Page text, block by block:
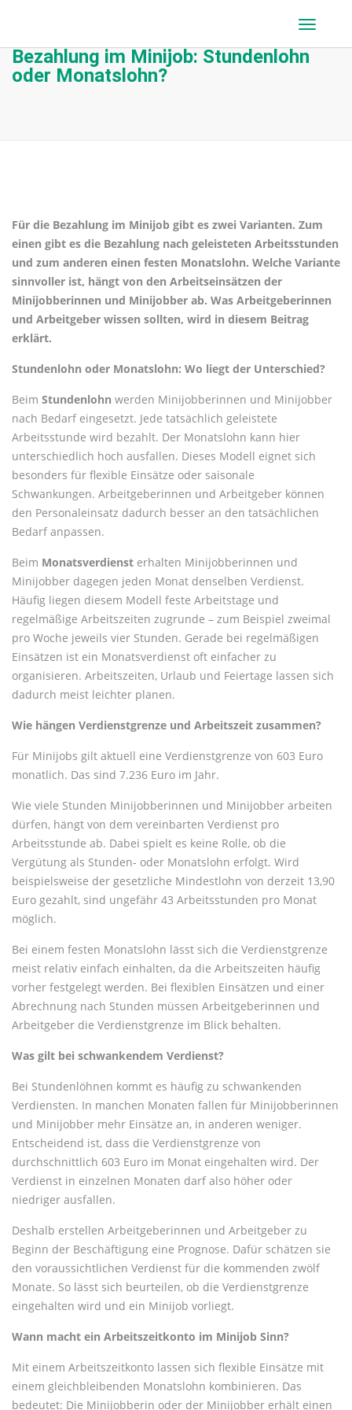
Bezahlung im Minijob: Stundenlohn
oder Monatslohn?
Für die Bezahlung im Minijob gibt es zwei Varianten. Zum
einen gibt es die Bezahlung nach geleisteten Arbeitsstunden
und zum anderen einen festen Monatslohn. Welche Variante
sinnvoller ist, hängt von den Arbeitseinsätzen der
Minijobberinnen und Minijobber ab. Was Arbeitgeberinnen
und Arbeitgeber wissen sollten, wird in diesem Beitrag
erklärt.
Stundenlohn oder Monatslohn: Wo liegt der Unterschied?
Beim Stundenlohn werden Minijobberinnen und Minijobber
nach Bedarf eingesetzt. Jede tatsächlich geleistete
Arbeitsstunde wird bezahlt. Der Monatslohn kann hier
unterschiedlich hoch ausfallen. Dieses Modell eignet sich
besonders für flexible Einsätze oder saisonale
Schwankungen. Arbeitgeberinnen und Arbeitgeber können
den Personaleinsatz dadurch besser an den tatsächlichen
Bedarf anpassen.
Beim Monatsverdienst erhalten Minijobberinnen und
Minijobber dagegen jeden Monat denselben Verdienst.
Häufig liegen diesem Modell feste Arbeitstage und
regelmäßige Arbeitszeiten zugrunde – zum Beispiel zweimal
pro Woche jeweils vier Stunden. Gerade bei regelmäßigen
Einsätzen ist ein Monatsverdienst oft einfacher zu
organisieren. Arbeitszeiten, Urlaub und Feiertage lassen sich
dadurch meist leichter planen.
Wie hängen Verdienstgrenze und Arbeitszeit zusammen?
Für Minijobs gilt aktuell eine Verdienstgrenze von 603 Euro
monatlich. Das sind 7.236 Euro im Jahr.
Wie viele Stunden Minijobberinnen und Minijobber arbeiten
dürfen, hängt von dem vereinbarten Verdienst pro
Arbeitsstunde ab. Dabei spielt es keine Rolle, ob die
Vergütung als Stunden- oder Monatslohn erfolgt. Wird
beispielsweise der gesetzliche Mindestlohn von derzeit 13,90
Euro gezahlt, sind ungefähr 43 Arbeitsstunden pro Monat
möglich.
Bei einem festen Monatslohn lässt sich die Verdienstgrenze
meist relativ einfach einhalten, da die Arbeitszeiten häufig
vorher festgelegt werden. Bei flexiblen Einsätzen und einer
Abrechnung nach Stunden müssen Arbeitgeberinnen und
Arbeitgeber die Verdienstgrenze im Blick behalten.
Was gilt bei schwankendem Verdienst?
Bei Stundenlöhnen kommt es häufig zu schwankenden
Verdiensten. In manchen Monaten fallen für Minijobberinnen
und Minijobber mehr Einsätze an, in anderen weniger.
Entscheidend ist, dass die Verdienstgrenze von
durchschnittlich 603 Euro im Monat eingehalten wird. Der
Verdienst in einzelnen Monaten darf also höher oder
niedriger ausfallen.
Deshalb erstellen Arbeitgeberinnen und Arbeitgeber zu
Beginn der Beschäftigung eine Prognose. Dafür schätzen sie
den voraussichtlichen Verdienst für die kommenden zwölf
Monate. So lässt sich beurteilen, ob die Verdienstgrenze
eingehalten wird und ein Minijob vorliegt.
Wann macht ein Arbeitszeitkonto im Minijob Sinn?
Mit einem Arbeitszeitkonto lassen sich flexible Einsätze mit
einem gleichbleibenden Monatslohn kombinieren. Das
bedeutet: Die Minijobberin oder der Minijobber erhält einen